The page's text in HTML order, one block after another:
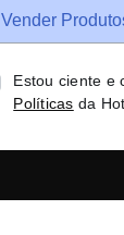
Vender
Estou ciente e
Políticas da